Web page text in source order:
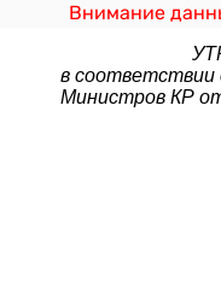
Внимание